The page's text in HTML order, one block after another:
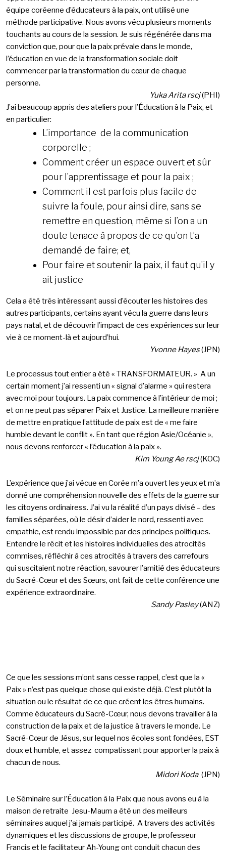
équipe coréenne d’éducateurs à la paix, ont utilisé une
méthode participative. Nous avons vécu plusieurs moments
touchants au cours de la session. Je suis régénérée dans ma
conviction que, pour que la paix prévale dans le monde,
l’éducation en vue de la transformation sociale doit
commencer par la transformation du cœur de chaque
personne.
Yuka Arita rscj(PHI)
J’ai beaucoup appris des ateliers pour l’Éducation à la Paix, et
en particulier:
L’importance de la communication
corporelle ;
Comment créer un espace ouvert et sûr
pour l’apprentissage et pour la paix ;
Comment il est parfois plus facile de
suivre la foule, pour ainsi dire, sans se
remettre en question, même si l’on a un
doute tenace à propos de ce qu’on t’a
demandé de faire; et,
Pour faire et soutenir la paix, il faut qu’il y
ait justice
Cela a été très intéressant aussi d’écouter les histoires des
autres participants, certains ayant vécu la guerre dans leurs
pays natal, et de découvrir l’impact de ces expériences sur leur
vie à ce moment-là et aujourd’hui.
Yvonne Hayes(JPN)
Le processus tout entier a été « TRANSFORMATEUR. » A un
certain moment j’ai ressenti un « signal d’alarme » qui restera
avec moi pour toujours. La paix commence à l’intérieur de moi ;
et on ne peut pas séparer Paix et Justice. La meilleure manière
de mettre en pratique l’attitude de paix est de « me faire
humble devant le conflit ». En tant que région Asie/Océanie »,
nous devons renforcer « l’éducation à la paix ».
Kim Young Ae rscj(KOC)
L’expérience que j’ai vécue en Corée m’a ouvert les yeux et m’a
donné une compréhension nouvelle des effets de la guerre sur
les citoyens ordinairess. J’ai vu la réalité d’un pays divisé – des
familles séparées, où le désir d’aider le nord, ressenti avec
empathie, est rendu impossible par des principes politiques.
Entendre le récit et les histoires individuelles des atrocités
commises, réfléchir à ces atrocités à travers des carrefours
qui suscitaient notre réaction, savourer l’amitié des éducateurs
du Sacré-Cœur et des Sœurs, ont fait de cette conférence une
expérience extraordinaire.
Sandy Pasley(ANZ)
Ce que les sessions m’ont sans cesse rappel, c’est que la «
Paix » n’est pas quelque chose qui existe déjà. C’est plutôt la
situation ou le résultat de ce que créent les êtres humains.
Comme éducateurs du Sacré-Cœur, nous devons travailler à la
construction de la paix et de la justice à travers le monde. Le
Sacré-Cœur de Jésus, sur lequel nos écoles sont fondées, EST
doux et humble, et assez compatissant pour apporter la paix à
chacun de nous.
Midori Koda(JPN)
Le Séminaire sur l’Éducation à la Paix que nous avons eu à la
maison de retraite Jesu-Maum a été un des meilleurs
séminaires auquel j’ai jamais participé. A travers des activités
dynamiques et les discussions de groupe, le professeur
Francis et le facilitateur Ah-Young ont conduit chacun des